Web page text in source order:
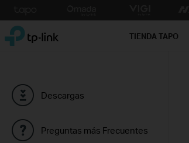
TP-Link, Reliably Smart TIENDA TAPO
Descargas
Preguntas más Frecuentes